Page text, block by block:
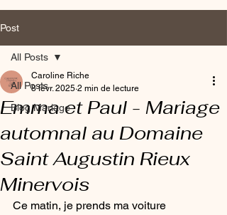
Post
All Posts
Blog Mariage
All Posts
Emma et Paul - Mariage
automnal au Domaine
Saint Augustin Rieux
Minervois
Caroline Riche
8 févr. 2025 2 min de lecture
Ce matin, je prends ma voiture